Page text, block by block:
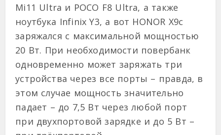
Mi11 Ultra и POCO F8 Ultra, а также
ноутбука Infinix Y3, а вот HONOR X9c
заряжался с максимальной мощностью
20 Вт. При необходимости повербанк
одновременно может заряжать три
устройства через все порты – правда, в
этом случае мощность значительно
падает – до 7,5 Вт через любой порт
при двухпортовой зарядке и до 5 Вт –